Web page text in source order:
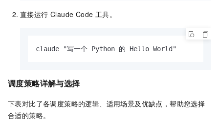
直接运行 Claude Code 工具。
claude "写一个 Python 的 Hello World"
调度策略详解与选择
下表对比了各调度策略的逻辑、适用场景及优缺点，帮助您选择
合适的策略。